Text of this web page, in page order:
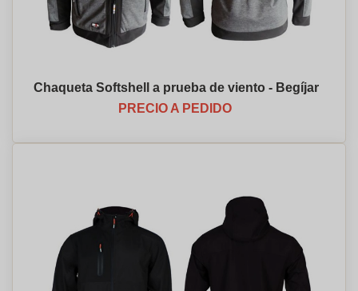
Chaqueta Softshell a prueba de viento - Begíjar
PRECIO A PEDIDO